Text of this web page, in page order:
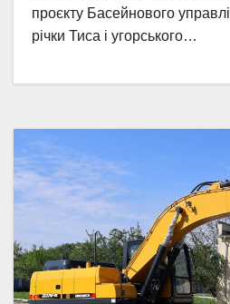
проєкту Басейнового
річки Тиса і угорського…